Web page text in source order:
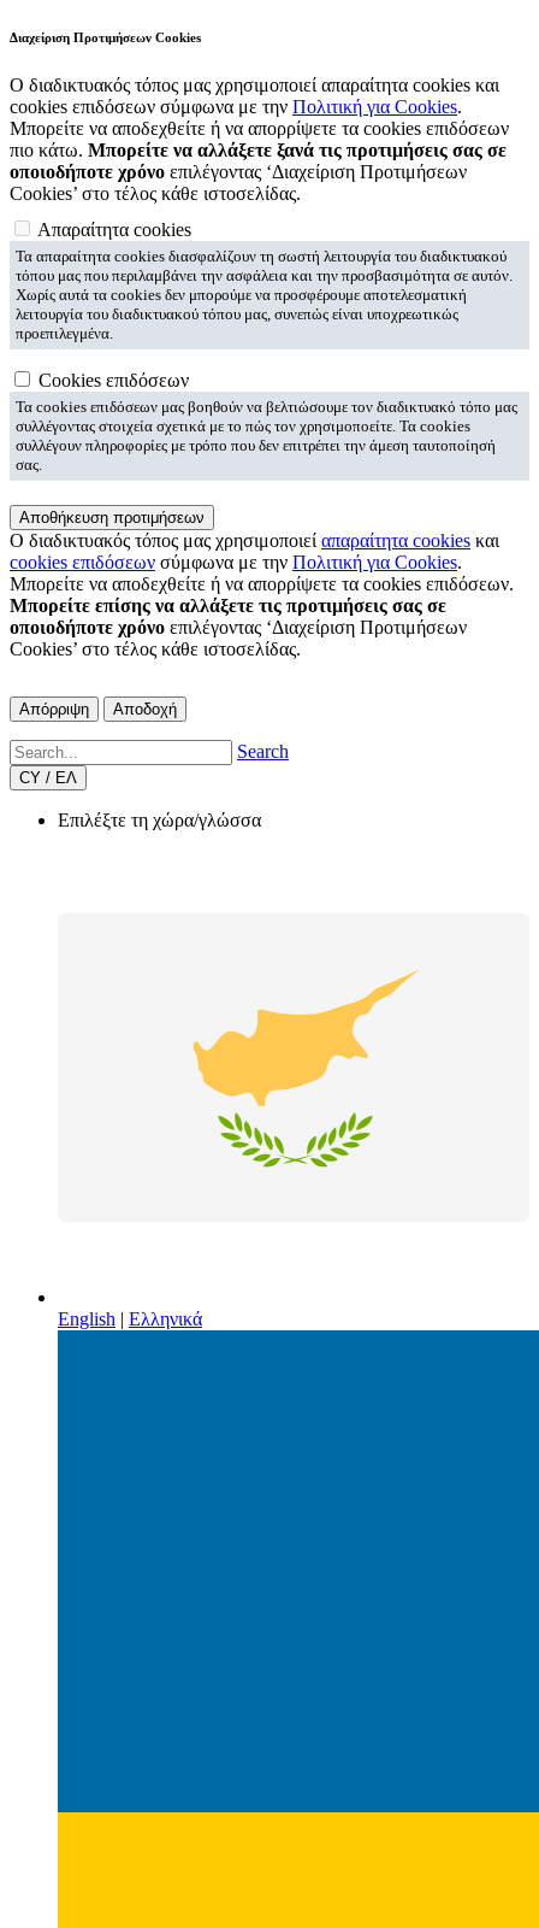
Διαχείριση Προτιμήσεων Cookies
Ο διαδικτυακός τόπος μας χρησιμοποιεί απαραίτητα cookies και
cookies επιδόσεων σύμφωνα με την Πολιτική για Cookies.
Μπορείτε να αποδεχθείτε ή να απορρίψετε τα cookies επιδόσεων
πιο κάτω. Μπορείτε να αλλάξετε ξανά τις προτιμήσεις σας σε
οποιοδήποτε χρόνο επιλέγοντας ‘Διαχείριση Προτιμήσεων
Cookies’ στο τέλος κάθε ιστοσελίδας.
Απαραίτητα cookies
Τα απαραίτητα cookies διασφαλίζουν τη σωστή λειτουργία του διαδικτυακού
τόπου μας που περιλαμβάνει την ασφάλεια και την προσβασιμότητα σε αυτόν.
Χωρίς αυτά τα cookies δεν μπορούμε να προσφέρουμε αποτελεσματική
λειτουργία του διαδικτυακού τόπου μας, συνεπώς είναι υποχρεωτικώς
προεπιλεγμένα.
Cookies επιδόσεων
Τα cookies επιδόσεων μας βοηθούν να βελτιώσουμε τον διαδικτυακό τόπο μας
συλλέγοντας στοιχεία σχετικά με το πώς τον χρησιμοποείτε. Τα cookies
συλλέγουν πληροφορίες με τρόπο που δεν επιτρέπει την άμεση ταυτοποίησή
σας.
Αποθήκευση προτιμήσεων
Ο διαδικτυακός τόπος μας χρησιμοποιεί απαραίτητα cookies και
cookies επιδόσεων σύμφωνα με την Πολιτική για Cookies.
Μπορείτε να αποδεχθείτε ή να απορρίψετε τα cookies επιδόσεων.
Μπορείτε επίσης να αλλάξετε τις προτιμήσεις σας σε
οποιοδήποτε χρόνο επιλέγοντας ‘Διαχείριση Προτιμήσεων
Cookies’ στο τέλος κάθε ιστοσελίδας.
Απόρριψη Αποδοχή
Search
CY / ΕΛ
Επιλέξτε τη χώρα/γλώσσα
English | Ελληνικά